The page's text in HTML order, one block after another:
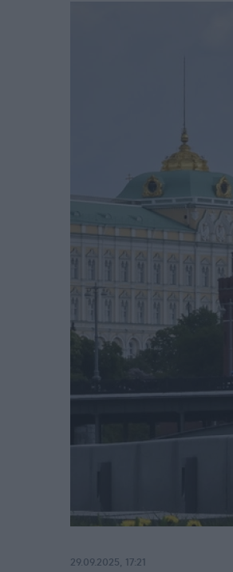
29.09.2025, 17:21